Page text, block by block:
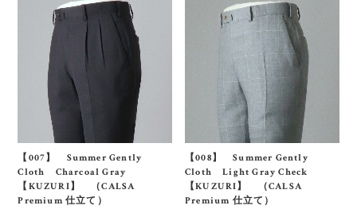
【007】 Summer Gently
Cloth Charcoal Gray
【KUZURI】 （CALSA
Premium 仕立て）
【008】 Summer Gently
Cloth Light Gray Check
【KUZURI】 （CALSA
Premium 仕立て）